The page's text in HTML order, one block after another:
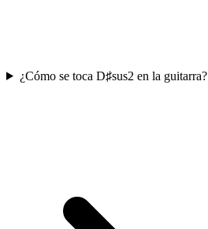
¿Cómo se toca D♯sus2 en la guitarra?